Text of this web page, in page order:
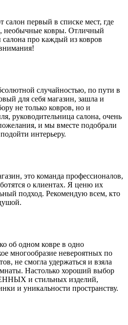
салон первый в списке мест, где
необычные ковры. Отличный
салона про каждый из ковров
случайностью, по пути в
для себя магазин, зашла и
не только ковров, но и
руководительница салона, очень
и мы вместе подобрали
интерьеру.
это команда профессионалов,
о клиентах. Я ценю их
подход. Рекомендую всем, кто
об одном ковре в одно
многообразие невероятных по
не смогла удержаться и взяла
Настолько хороший выбор
и стильных изделий,
и уникальности пространству.